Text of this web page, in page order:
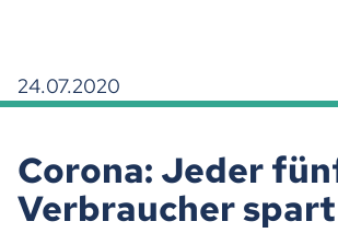
24.07.2020
Corona: Jeder
Verbraucher spart